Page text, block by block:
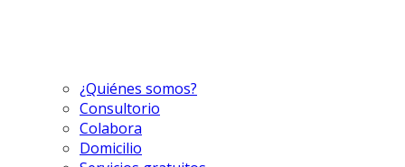
¿Quiénes somos?
Consultorio
Colabora
Domicilio